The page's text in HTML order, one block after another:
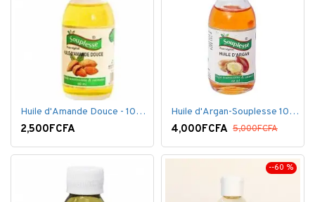
Huile d'Amande Douce - 100% Bio - 60 ml
2,500FCFA
Huile d'Argan-Souplesse 100% Bio - 60 ml
4,000FCFA 5,000FCFA
--60 %